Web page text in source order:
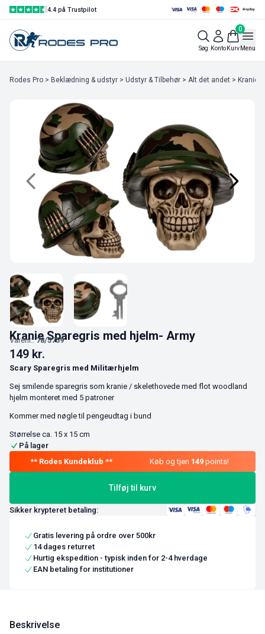
4.4 på Trustpilot
Søg Konto
0
KurvMenu
Rodes Pro > Beklædning & udstyr > Udstyr & Tilbehør > Alt det andet > Kranie
Kranie Sparegris med hjelm- Army
Varenr.:78/5759
149 kr.
Scary Sparegris med Militærhjelm
Sej smilende sparegris som kranie / skelethovede med flot woodland
hjelm monteret med 5 patroner
Kommer med nøgle til pengeudtag i bund
Størrelse ca. 15 x 15 cm
På lager
Køb og tjen 149 points!
Tilføj til kurv
Sikker krypteret betaling:
Gratis levering på ordre over 500kr
14 dages returret
Hurtig ekspedition - typisk inden for 2-4 hverdage
EAN betaling for institutioner
Beskrivelse